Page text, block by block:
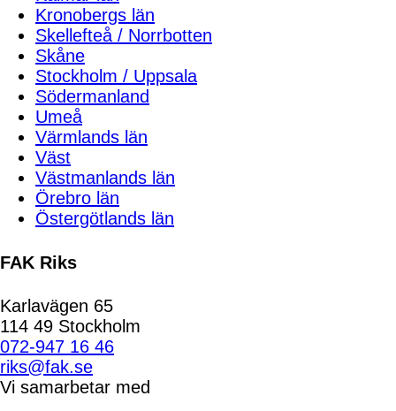
Kronobergs län
Skellefteå / Norrbotten
Skåne
Stockholm / Uppsala
Södermanland
Umeå
Värmlands län
Väst
Västmanlands län
Örebro län
Östergötlands län
FAK Riks
Karlavägen 65
114 49 Stockholm
072-947 16 46
riks@fak.se
Vi samarbetar med